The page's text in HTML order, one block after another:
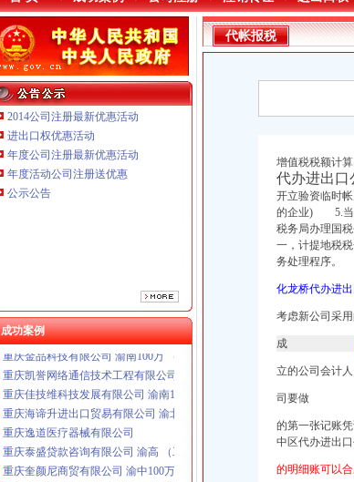
2014公司注册最新优惠活动
进出口权优惠活动
年度公司注册最新优惠活动
年度活动公司注册送优惠
公示公告
成功案例
重庆海谛升进出口贸易有限公司 渝北100万 （进出口权）
重庆逸道医疗器械有限公司
重庆欧氏科技发展有限公司 渝九50万 （进出口权）
重庆市明诚塑料制品有限责任公司 渝高100万 （进出口权）
重庆金品科技有限公司 渝南100万 （进出口权）
重庆凯誉网络通信技术工程有限公司 渝中300万 （工商变更）
重庆佳技维科技发展有限公司 渝南100万 （进出口权）
重庆海谛升进出口贸易有限公司 渝北100万 （进出口权）
重庆逸道医疗器械有限公司
重庆泰盛贷款咨询有限公司 渝高 （工商注册）
重庆奎颜尼商贸有限公司 渝中100万 （工商注册）
重庆尊博贸易有限公司 渝江 （工商注册）
代帐报税
增值税税额计
代办进出口
开立验资临时
的企业) 5.当
税务局办理国
一，计提地税
务处理程序。
化龙桥代办进
考虑新公司采
成
立的公司会计
司要做
的第一张记账
中区代办进出口
的明细账可以